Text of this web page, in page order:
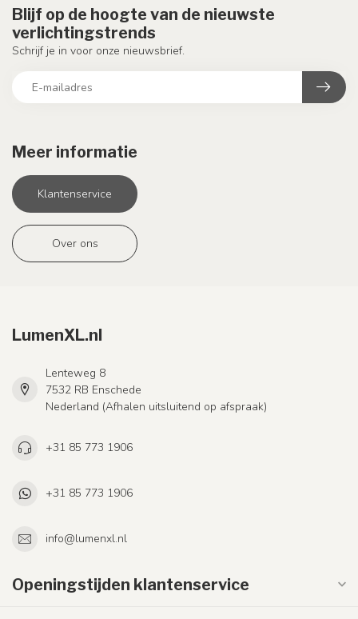
Meer informatie
Klantenservice
Over ons
Blijf op de hoogte van de nieuwste
verlichtingstrends
Schrijf je in voor onze nieuwsbrief.
LumenXL.nl
Lenteweg 8
7532 RB Enschede
Nederland (Afhalen uitsluitend op afspraak)
+31 85 773 1906
+31 85 773 1906
info@lumenxl.nl
Openingstijden klantenservice